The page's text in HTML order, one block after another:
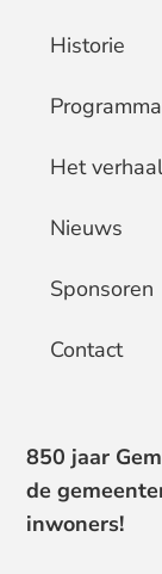
Historie
Programma
Het
Nieuws
Sponsoren
Contact
850 jaar
de
inwoners!